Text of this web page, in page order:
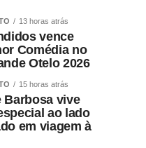
13 horas atrás
vence
Comédia no
Otelo 2026
15 horas atrás
Barbosa vive
ao lado
em viagem à